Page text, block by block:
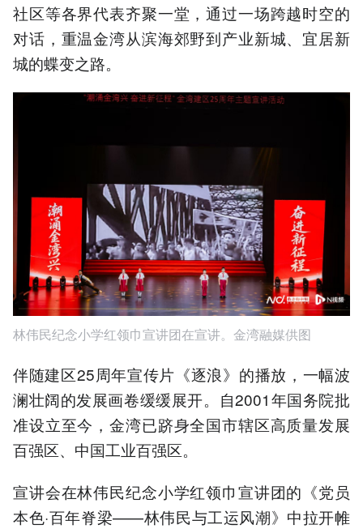
社区等各界代表齐聚一堂，通过一场跨越时空的
对话，重温金湾从滨海郊野到产业新城、宜居新
城的蝶变之路。
林伟民纪念小学红领巾宣讲团在宣讲。金湾融媒供图
伴随建区25周年宣传片《逐浪》的播放，一幅波
澜壮阔的发展画卷缓缓展开。自2001年国务院批
准设立至今，金湾已跻身全国市辖区高质量发展
百强区、中国工业百强区。
宣讲会在林伟民纪念小学红领巾宣讲团的《党员
本色·百年脊梁——林伟民与工运风潮》中拉开帷